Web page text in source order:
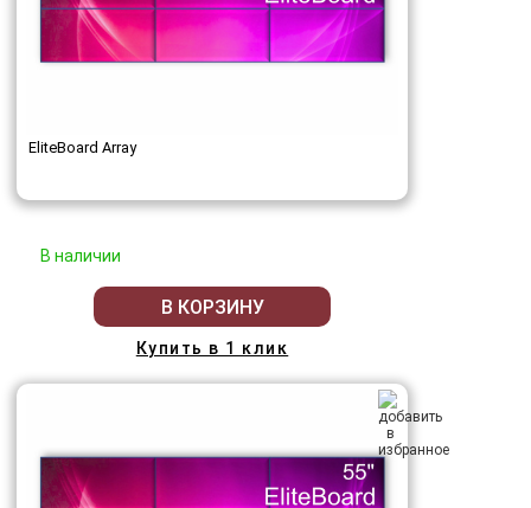
EliteBoard Array
В наличии
В КОРЗИНУ
Купить в 1 клик